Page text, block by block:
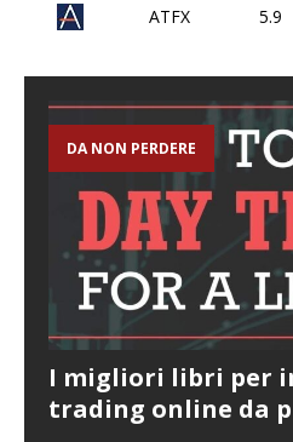
ATFX
5.9
DA NON PERDERE
I migliori libri per
trading online da